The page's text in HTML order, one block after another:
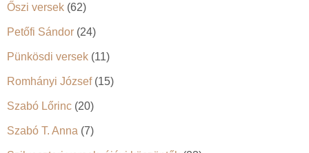
Őszi versek (62)
Petőfi Sándor (24)
Pünkösdi versek (11)
Romhányi József(15)
Szabó Lőrinc (20)
Szabó T. Anna (7)